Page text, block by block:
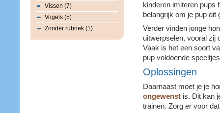
Vissen (7)
Vogels (5)
Zonder rubriek (1)
kinderen imiteren pups
belangrijk om je pup dit
Verder vinden jonge
uitwerpselen, vooral zij
Vaak is het een soort
pup voldoende
Oplossingen
Daarnaast moet je je
ongewenst is. Dit kan
trainen. Zorg er voor